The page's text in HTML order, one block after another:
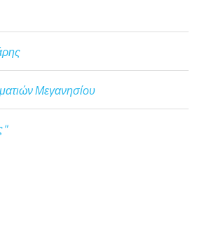
Μεγανησίου